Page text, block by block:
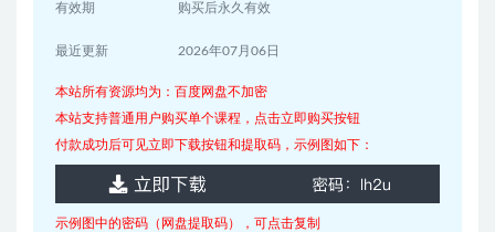
有效期 购买后永久有效
最近更新 2026年07月06日
本站所有资源均为：百度网盘不加密
本站支持普通用户购买单个课程，点击立即购买按钮
付款成功后可见立即下载按钮和提取码，示例图如下：
示例图中的密码（网盘提取码），可点击复制